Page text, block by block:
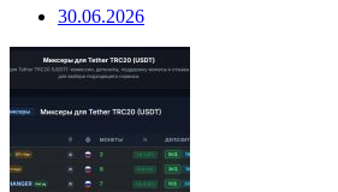
30.06.2026